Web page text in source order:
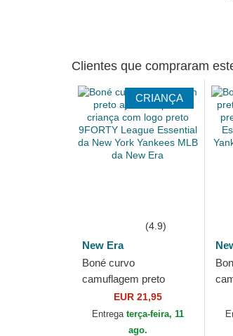
Clientes que compraram
CRIANÇA
(4.9)
New Era
Boné curvo
camuflagem preto
ajustável para criança
com logo preto
9FORTY League
EUR 21,95
Entrega terça-feira, 11
ago.